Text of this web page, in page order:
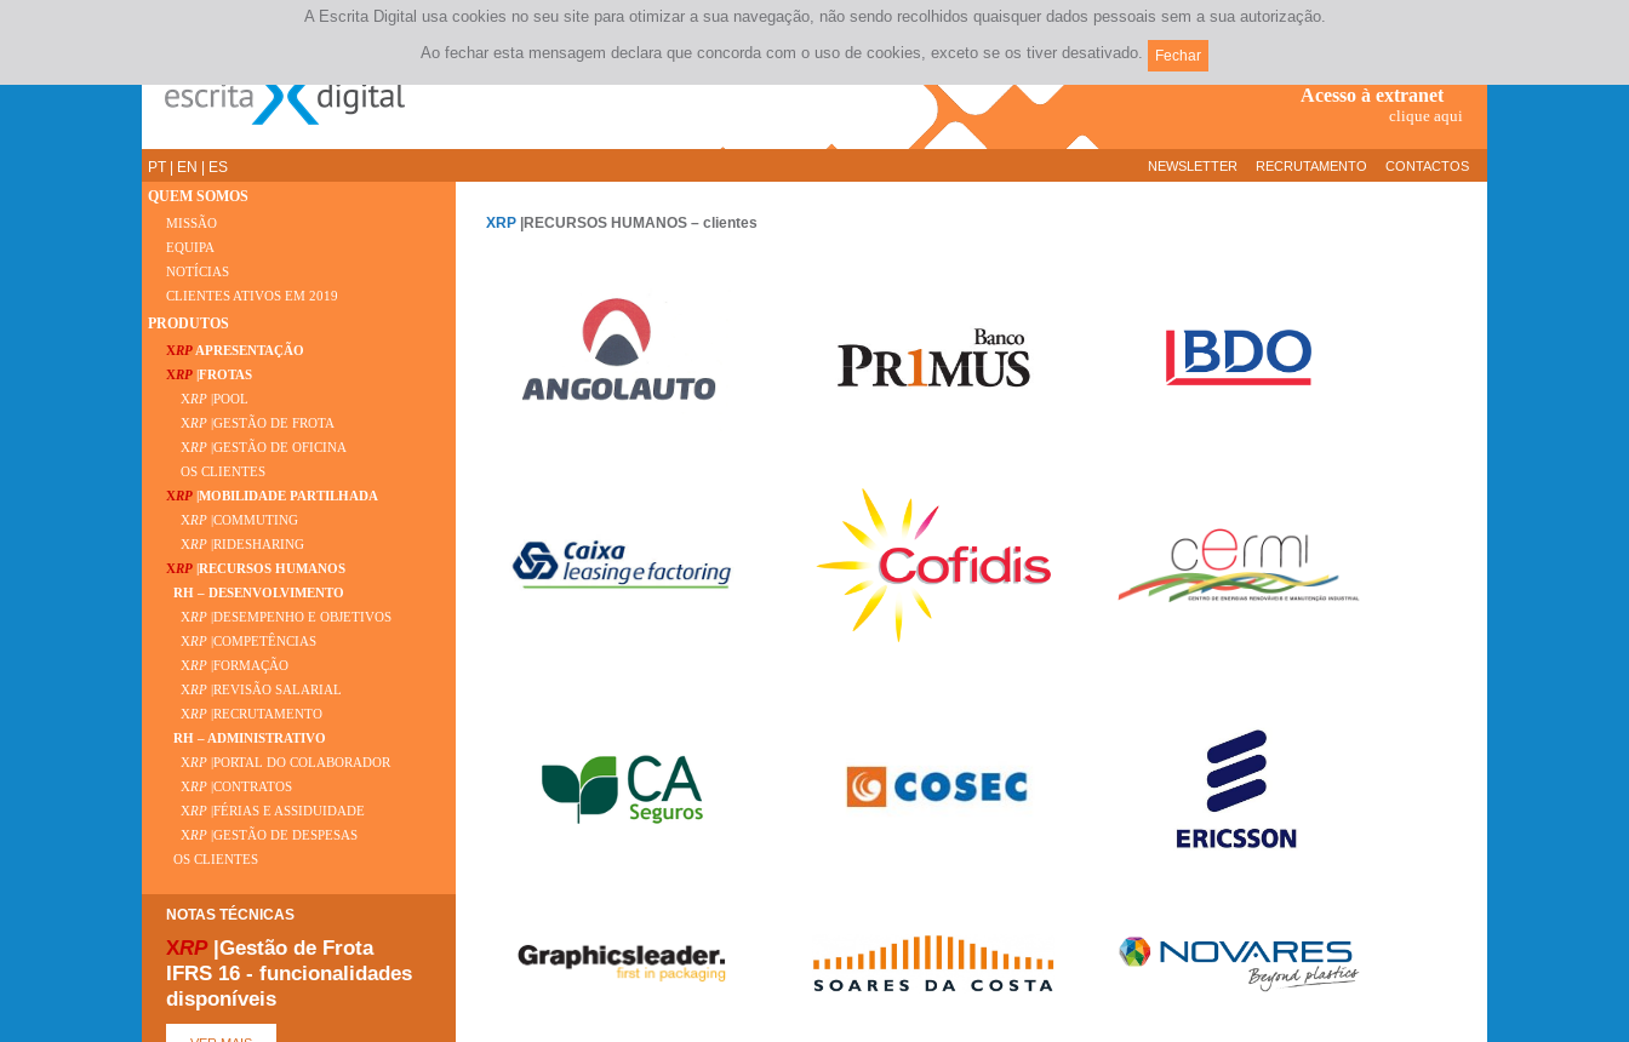
(+351) 21 381 17 10
Contacte-nos
A Escrita Digital usa cookies no seu site para otimizar a sua navegação, não sendo recolhidos quaisquer dados pessoais sem a sua autorização.
Ao fechar esta mensagem declara que concorda com o uso de cookies, exceto se os tiver desativado.
Fechar
Acesso à extranet
clique aqui
PT EN ES NEWSLETTER RECRUTAMENTO CONTACTOS
QUEM SOMOS
MISSÃO
EQUIPA
NOTÍCIAS
CLIENTES ATIVOS EM 2019
PRODUTOS
XRP APRESENTAÇÃO
XRP |FROTAS
XRP |POOL
XRP |GESTÃO DE FROTA
XRP |GESTÃO DE OFICINA
OS CLIENTES
XRP |MOBILIDADE PARTILHADA
XRP |COMMUTING
XRP |RIDESHARING
XRP |RECURSOS HUMANOS
RH – DESENVOLVIMENTO
XRP |DESEMPENHO E OBJETIVOS
XRP |COMPETÊNCIAS
XRP |FORMAÇÃO
XRP |REVISÃO SALARIAL
XRP |RECRUTAMENTO
RH – ADMINISTRATIVO
XRP |PORTAL DO COLABORADOR
XRP |CONTRATOS
XRP |FÉRIAS E ASSIDUIDADE
XRP |GESTÃO DE DESPESAS
OS CLIENTES
NOTAS TÉCNICAS
XRP|Gestão de Frota
IFRS 16 - funcionalidades
disponíveis
XRP |RECURSOS HUMANOS – clientes